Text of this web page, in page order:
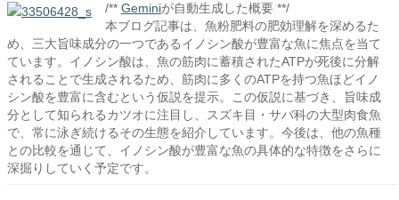
/** Geminiが自動生成した概要 **/
本ブログ記事は、魚粉肥料の肥効理解を深めるた
め、三大旨味成分の一つであるイノシン酸が豊富な魚に焦点を当て
ています。イノシン酸は、魚の筋肉に蓄積されたATPが死後に分解
されることで生成されるため、筋肉に多くのATPを持つ魚ほどイノ
シン酸を豊富に含むという仮説を提示。この仮説に基づき、旨味成
分として知られるカツオに注目し、スズキ目・サバ科の大型肉食魚
で、常に泳ぎ続けるその生態を紹介しています。今後は、他の魚種
との比較を通じて、イノシン酸が豊富な魚の具体的な特徴をさらに
深掘りしていく予定です。